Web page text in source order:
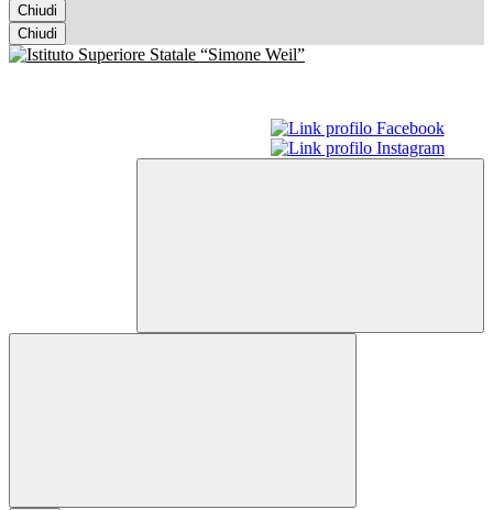
Chiudi
Chiudi